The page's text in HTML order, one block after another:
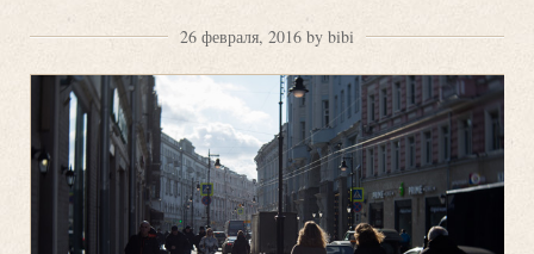
26 февраля, 2016 by bibi